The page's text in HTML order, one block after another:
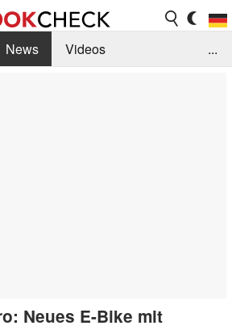
News
Videos
...
Neues E-Bike mit